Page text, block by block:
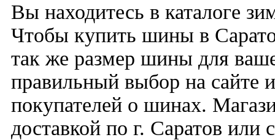
Вы находитесь в каталоге
Чтобы купить шины в
так же размер шины для
правильный выбор на сайте
покупателей о шинах.
доставкой по г. Саратов